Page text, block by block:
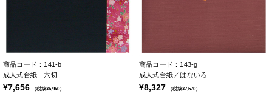
商品コード：141-b
成人式台紙 六切
¥7,656 （税抜¥6,960）
商品コード：143-g
成人式台紙／はないろ
¥8,327 （税抜¥7,570）